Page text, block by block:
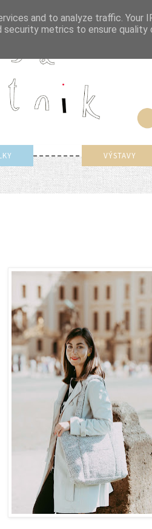
VÝSTAVY
and to analyze traffic. Your
metrics to ensure quality